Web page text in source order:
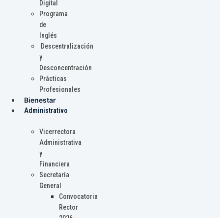
Digital
Programa
de
Inglés
Descentralización
y
Desconcentración
Prácticas
Profesionales
Bienestar
Administrativo
Vicerrectora
Administrativa
y
Financiera
Secretaría
General
Convocatoria
Rector